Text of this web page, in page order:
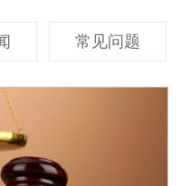
常见问题